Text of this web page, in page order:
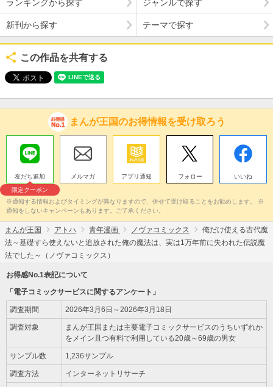
ランキングから探す ジャンルで探す
新刊から探す テーマで探す
この作品を共有する
まんが王国のお得情報を受け取ろう
友だち追加
限定クーポン
メルマガ アプリ通知 フォロー いいね
※通知する情報およびタイミングが異なりますので、併せて受け取ることをお勧めします。 ※
通知をしないキャンペーンもあります。ご了承ください。
まんが王国 アトハ 青年漫画 ノヴァコミックス
俺だけ使える古代魔
法～基礎すら使えないと追放された俺の魔法は、実は1万年前に失われた伝説魔
法でした～（ノヴァコミックス）
お得感No.1表記について
「電子コミックサービスに関するアンケート」
調査期間 2026年3月6日～2026年3月18日
調査対象
まんが王国または主要電子コミックサービスのうちいずれか
をメイン且つ有料で利用している20歳～69歳の男女
サンプル数 1,236サンプル
調査方法 インターネットリサーチ